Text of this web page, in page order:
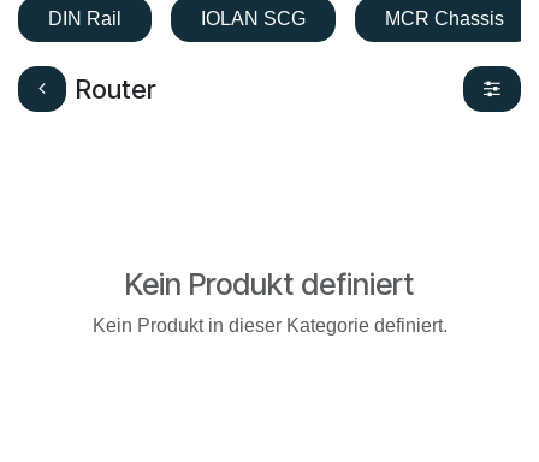
DIN Rail IOLAN SCG MCR Chassis
Router
Kein Produkt definiert
Kein Produkt in dieser Kategorie definiert.